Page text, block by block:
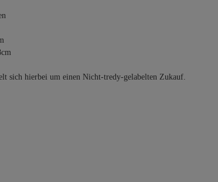
sich hierbei um einen Nicht-tredy-gelabelten Zukauf.